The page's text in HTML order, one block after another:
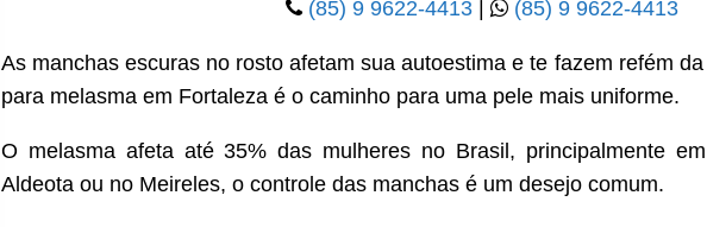
(85) 9 9622-4413 | (85) 9 9622-4413
As manchas escuras no rosto afetam sua autoestima e te fazem refém
para melasma em Fortaleza é o caminho para uma pele mais uniforme.
O melasma afeta até 35% das mulheres no Brasil, principalmente
Aldeota ou no Meireles, o controle das manchas é um desejo comum.